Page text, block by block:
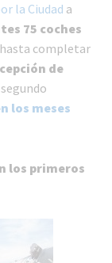
la Ciudad a
75 coches
hasta completar
de
los meses
los primeros